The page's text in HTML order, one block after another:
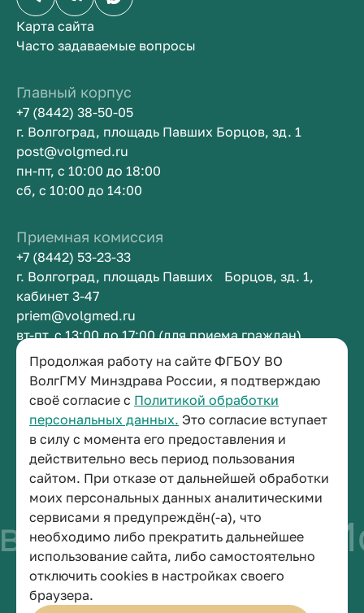
Продолжая работу на сайте ФГБОУ ВО
ВолгГМУ Минздрава России, я подтверждаю
своё согласие с Политикой обработки
персональных данных. Это согласие вступает
в силу с момента его предоставления и
действительно весь период пользования
сайтом. При отказе от дальнейшей обработки
моих персональных данных аналитическими
сервисами я предупреждён(-а), что
необходимо либо прекратить дальнейшее
использование сайта, либо самостоятельно
отключить cookies в настройках своего
браузера.
Карта сайта
Часто задаваемые вопросы
Главный корпус
+7 (8442) 38-50-05
г. Волгоград, площадь Павших Борцов, зд. 1
post@volgmed.ru
пн-пт, с 10:00 до 18:00
сб, с 10:00 до 14:00
Приемная комиссия
+7 (8442) 53-23-33
г. Волгоград, площадь Павших Борцов, зд. 1,
кабинет 3-47
priem@volgmed.ru
вт-пт, с 13:00 до 17:00 (для приема граждан)
Приемная ректора
+7 (8442) 38-50-05
г. Волгоград, площадь Павших Борцов, зд. 1,
кабинет 3-11
post@volgmed.ru
пн-пт, с 08.30 до 17.00 (перерыв с 12.30 до 13.00)
быть врачом
© 2026 Волгоградский государственный медицинский университет
Политика конфиденциальности